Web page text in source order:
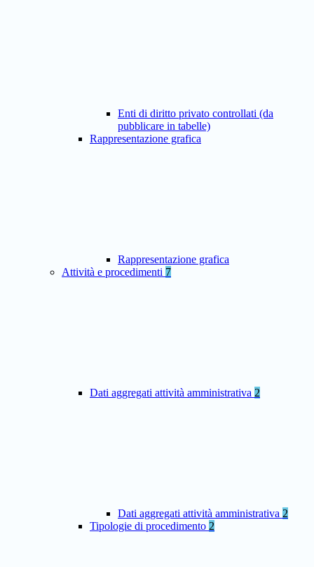
Enti di diritto privato controllati (da
pubblicare in tabelle)
Rappresentazione grafica
Rappresentazione grafica
Attività e procedimenti 7
Dati aggregati attività amministrativa 2
Dati aggregati attività amministrativa 2
Tipologie di procedimento 2